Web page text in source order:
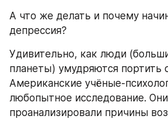
А что же делать и почему
депрессия?
Удивительно, как люди
планеты) умудряются портить
Американские учёные-
любопытное исследование. Они
проанализировали причины